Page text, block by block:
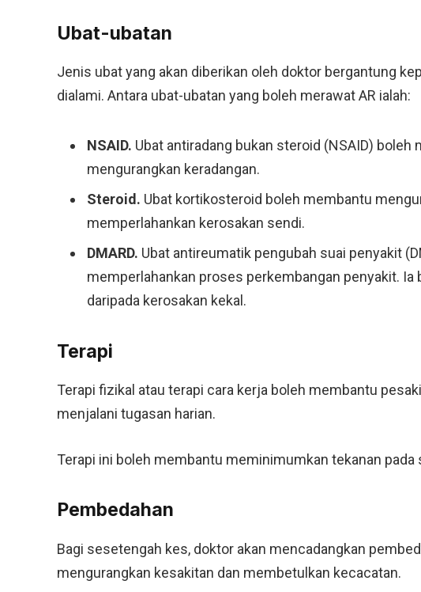
Ubat-ubatan
Jenis ubat yang akan diberikan oleh doktor bergantung
dialami. Antara ubat-ubatan yang boleh merawat AR ialah:
NSAID. Ubat antiradang bukan steroid (NSAID)
mengurangkan keradangan.
Steroid. Ubat kortikosteroid boleh membantu
memperlahankan kerosakan sendi.
DMARD. Ubat antireumatik pengubah suai penyakit
memperlahankan proses perkembangan penyakit.
daripada kerosakan kekal.
Terapi
Terapi fizikal atau terapi cara kerja boleh membantu
menjalani tugasan harian.
Terapi ini boleh membantu meminimumkan tekanan pada
Pembedahan
Bagi sesetengah kes, doktor akan mencadangkan
mengurangkan kesakitan dan membetulkan kecacatan.